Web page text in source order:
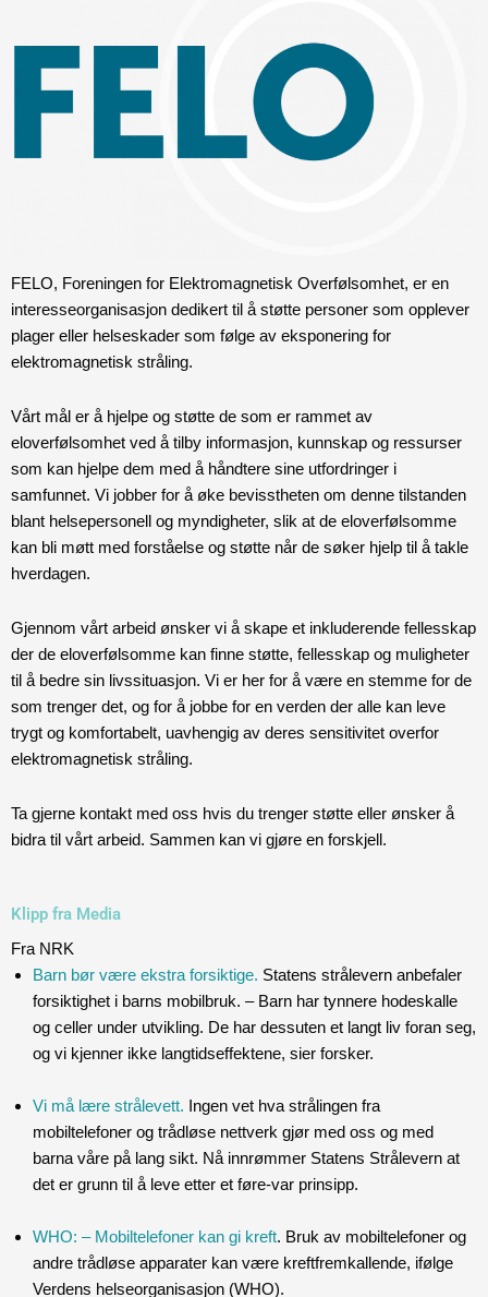
FELO, Foreningen for Elektromagnetisk Overfølsomhet, er en
interesseorganisasjon dedikert til å støtte personer som opplever
plager eller helseskader som følge av eksponering for
elektromagnetisk stråling.
Vårt mål er å hjelpe og støtte de som er rammet av
eloverfølsomhet ved å tilby informasjon, kunnskap og ressurser
som kan hjelpe dem med å håndtere sine utfordringer i
samfunnet. Vi jobber for å øke bevisstheten om denne tilstanden
blant helsepersonell og myndigheter, slik at de eloverfølsomme
kan bli møtt med forståelse og støtte når de søker hjelp til å takle
hverdagen.
Gjennom vårt arbeid ønsker vi å skape et inkluderende fellesskap
der de eloverfølsomme kan finne støtte, fellesskap og muligheter
til å bedre sin livssituasjon. Vi er her for å være en stemme for de
som trenger det, og for å jobbe for en verden der alle kan leve
trygt og komfortabelt, uavhengig av deres sensitivitet overfor
elektromagnetisk stråling.
Ta gjerne kontakt med oss hvis du trenger støtte eller ønsker å
bidra til vårt arbeid. Sammen kan vi gjøre en forskjell.
Klipp fra Media
Fra NRK
Barn bør være ekstra forsiktige. Statens strålevern anbefaler
forsiktighet i barns mobilbruk. – Barn har tynnere hodeskalle
og celler under utvikling. De har dessuten et langt liv foran seg,
og vi kjenner ikke langtidseffektene, sier forsker.
Vi må lære strålevett. Ingen vet hva strålingen fra
mobiltelefoner og trådløse nettverk gjør med oss og med
barna våre på lang sikt. Nå innrømmer Statens Strålevern at
det er grunn til å leve etter et føre-var prinsipp.
WHO: – Mobiltelefoner kan gi kreft. Bruk av mobiltelefoner og
andre trådløse apparater kan være kreftfremkallende, ifølge
Verdens helseorganisasjon (WHO).